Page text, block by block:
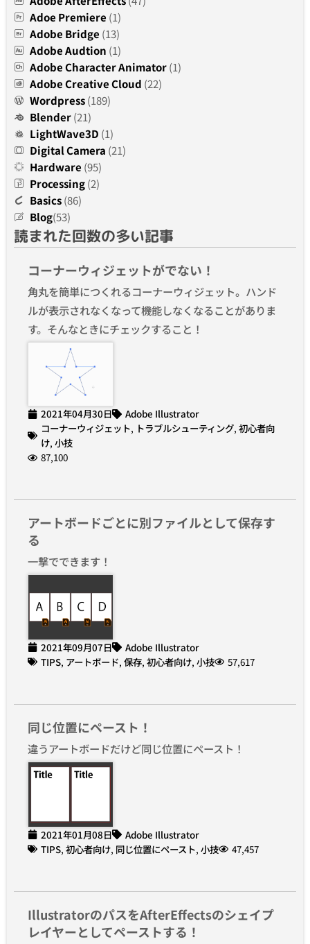
Adoe Premiere (1)
Adobe Bridge (13)
Adobe Audtion (1)
Adobe Character Animator(1)
Adobe Creative Cloud (22)
Wordpress(189)
Blender(21)
LightWave3D (1)
Digital Camera (21)
Hardware (95)
Processing(2)
Basics(86)
Blog(53)
読まれた回数の多い記事
コーナーウィジェットがでない！
角丸を簡単につくれるコーナーウィジェット。ハンド
ルが表示されなくなって機能しなくなることがありま
す。そんなときにチェックすること！
2021年04月30日
Adobe Illustrator
コーナーウィジェット, トラブルシューティング, 初心者向
け, 小技
87,100
アートボードごとに別ファイルとして保存す
る
一撃でできます！
2021年09月07日
Adobe Illustrator
TIPS, アートボード, 保存, 初心者向け, 小技 57,617
同じ位置にペースト！
違うアートボードだけど同じ位置にペースト！
2021年01月08日
Adobe Illustrator
TIPS, 初心者向け, 同じ位置にペースト, 小技 47,457
IllustratorのパスをAfterEffectsのシェイプ
レイヤーとしてペーストする！